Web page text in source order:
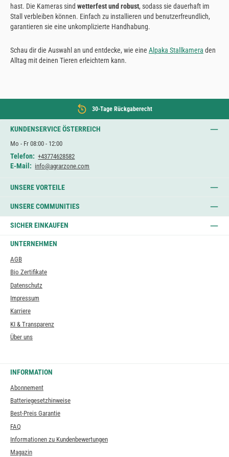
hast. Die Kameras sind wetterfest und robust, sodass sie dauerhaft im
Stall verbleiben können. Einfach zu installieren und benutzerfreundlich,
garantieren sie eine unkomplizierte Handhabung.
Schau dir die Auswahl an und entdecke, wie eine Alpaka Stallkamera den
Alltag mit deinen Tieren erleichtern kann.
30-Tage Rückgaberecht
KUNDENSERVICE ÖSTERREICH
Mo - Fr 08:00 - 12:00
Telefon: +43774628582
E-Mail: info@agrarzone.com
UNSERE VORTEILE
UNSERE COMMUNITIES
SICHER EINKAUFEN
UNTERNEHMEN
AGB
Bio Zertifikate
Datenschutz
Impressum
Karriere
KI & Transparenz
Über uns
INFORMATION
Abonnement
Batteriegesetzhinweise
Best-Preis Garantie
FAQ
Informationen zu Kundenbewertungen
Magazin